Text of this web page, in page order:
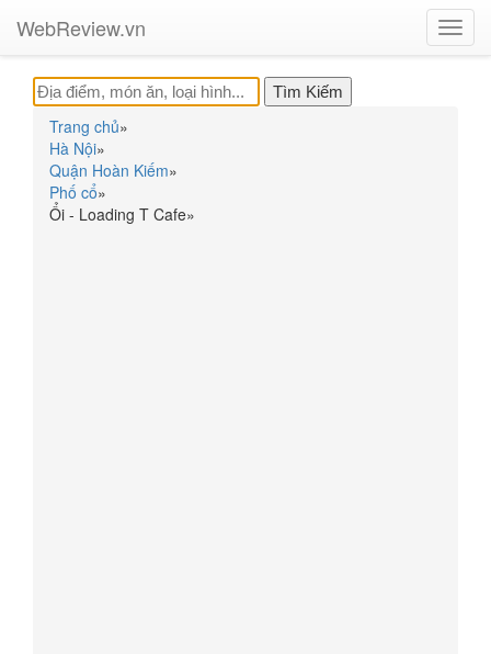
WebReview.vn
Trang chủ»
Hà Nội»
Quận Hoàn Kiếm»
Phố cổ»
Ổi - Loading T Cafe»